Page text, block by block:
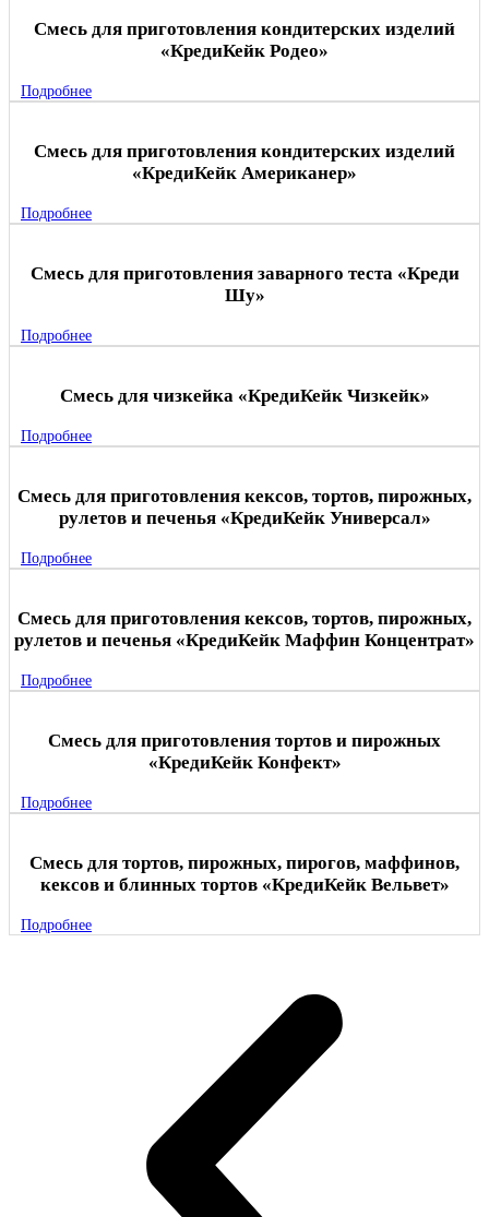
Смесь для приготовления кондитерских изделий
«КредиКейк Родео»
Подробнее
Смесь для приготовления кондитерских изделий
«КредиКейк Американер»
Подробнее
Смесь для приготовления заварного теста «Креди
Шу»
Подробнее
Смесь для чизкейка «КредиКейк Чизкейк»
Подробнее
Смесь для приготовления кексов, тортов, пирожных,
рулетов и печенья «КредиКейк Универсал»
Подробнее
Смесь для приготовления кексов, тортов, пирожных,
рулетов и печенья «КредиКейк Маффин Концентрат»
Подробнее
Смесь для приготовления тортов и пирожных
«КредиКейк Конфект»
Подробнее
Смесь для тортов, пирожных, пирогов, маффинов,
кексов и блинных тортов «КредиКейк Вельвет»
Подробнее